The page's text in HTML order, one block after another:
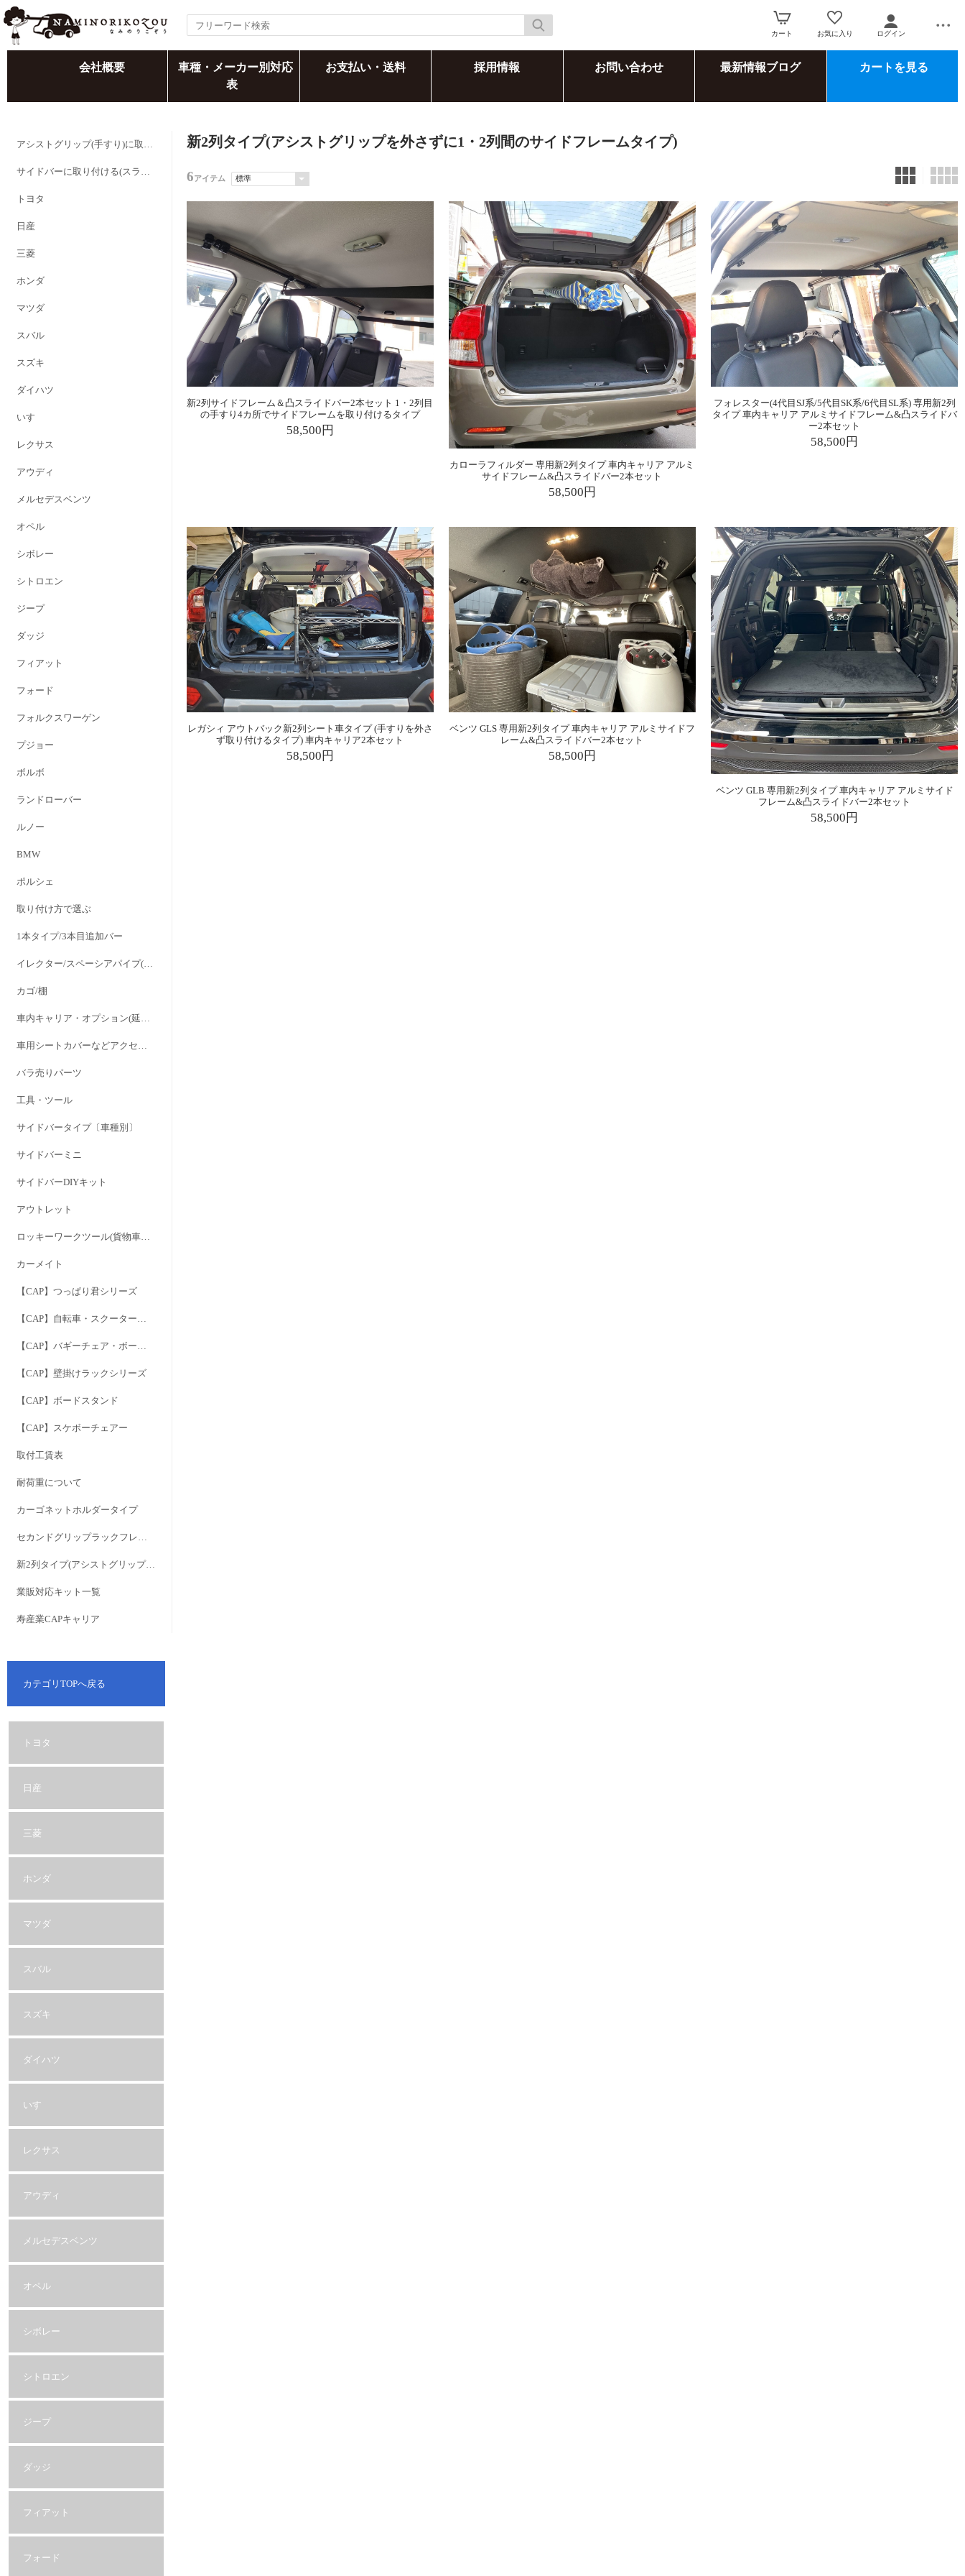
カート お気に入り ログイン
会社概要
車種・メーカー別対応
表
お支払い・送料 採用情報 お問い合わせ 最新情報ブログ カートを見る
アシストグリップ(手すり)に取り付ける
サイドバーに取り付ける(スライドバーを追加する)
トヨタ
日産
三菱
ホンダ
マツダ
スバル
スズキ
ダイハツ
いすゞ
レクサス
アウディ
メルセデスベンツ
オペル
シボレー
シトロエン
ジープ
ダッジ
フィアット
フォード
フォルクスワーゲン
プジョー
ボルボ
ランドローバー
ルノー
BMW
ポルシェ
取り付け方で選ぶ
1本タイプ/3本目追加バー
イレクター/スペーシアパイプ(28Φ)対応タイプ
カゴ/棚
車内キャリア・オプション(延長ステー/バンドキット/パッド)
車用シートカバーなどアクセサリー
バラ売りパーツ
工具・ツール
サイドバータイプ〔車種別〕
サイドバーミニ
サイドバーDIYキット
アウトレット
ロッキーワークツール(貨物車専用設計) RWシリーズ
カーメイト
【CAP】つっぱり君シリーズ
【CAP】自転車・スクーター用キャリア
【CAP】バギーチェア・ボードドーリー
【CAP】壁掛けラックシリーズ
【CAP】ボードスタンド
【CAP】スケボーチェアー
取付工賃表
耐荷重について
カーゴネットホルダータイプ
セカンドグリップラックフレーム
新2列タイプ(アシストグリップを外さずに1・2列間のサイドフレームタイプ)
業販対応キット一覧
寿産業CAPキャリア
カテゴリTOPへ戻る
トヨタ
日産
三菱
ホンダ
マツダ
スバル
スズキ
ダイハツ
いすゞ
レクサス
アウディ
メルセデスベンツ
オペル
シボレー
シトロエン
ジープ
ダッジ
フィアット
フォード
新2列タイプ(アシストグリップを外さずに1・2列間のサイドフレームタイプ)
6アイテム
新2列サイドフレーム＆凸スライドバー2本セット 1・2列目
の手すり4カ所でサイドフレームを取り付けるタイプ
58,500円
カローラフィルダー 専用新2列タイプ 車内キャリア アルミ
サイドフレーム&凸スライドバー2本セット
58,500円
フォレスター(4代目SJ系/5代目SK系/6代目SL系) 専用新2列
タイプ 車内キャリア アルミサイドフレーム&凸スライドバ
ー2本セット
58,500円
レガシィ アウトバック新2列シート車タイプ (手すりを外さ
ず取り付けるタイプ) 車内キャリア2本セット
58,500円
ベンツ GLS 専用新2列タイプ 車内キャリア アルミサイドフ
レーム&凸スライドバー2本セット
58,500円
ベンツ GLB 専用新2列タイプ 車内キャリア アルミサイド
フレーム&凸スライドバー2本セット
58,500円